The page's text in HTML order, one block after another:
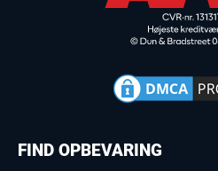
FIND OPBEVARING